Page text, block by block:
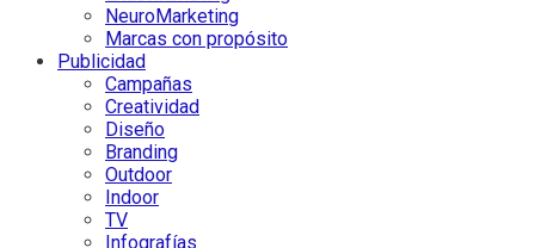
NeuroMarketing
Marcas con propósito
Publicidad
Campañas
Creatividad
Diseño
Branding
Outdoor
Indoor
TV
Infografías